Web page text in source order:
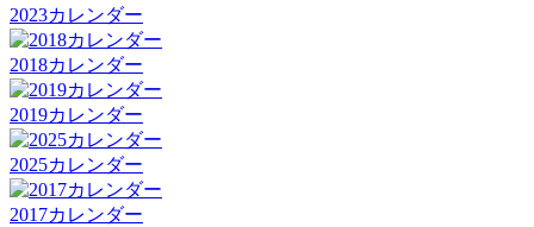
2023カレンダー
2018カレンダー
2019カレンダー
2025カレンダー
2017カレンダー